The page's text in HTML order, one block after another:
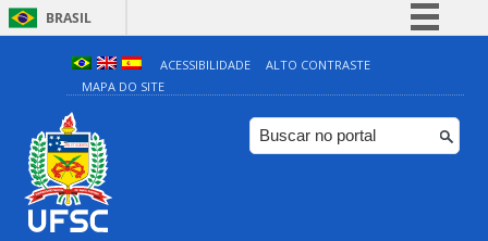
BRASIL
Simplifique!
Comunica BR
Participe
ACESSIBILIDADE
ALTO CONTRASTE
MAPA DO SITE